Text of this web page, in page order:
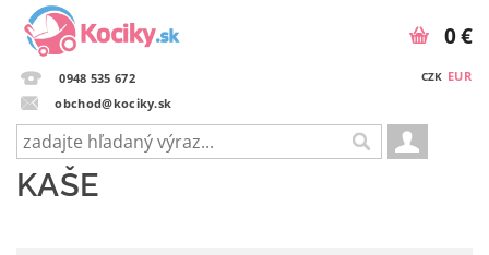
0948 535 672
obchod@kociky.sk
CZK EUR
0 €
KAŠE